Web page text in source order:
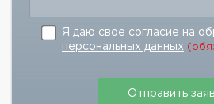
Я даю свое согласие на
персональных данных